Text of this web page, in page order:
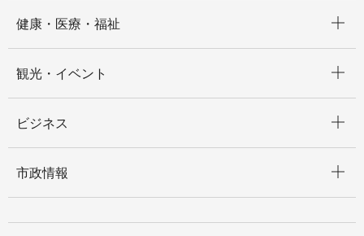
健康・医療・福祉
観光・イベント
ビジネス
市政情報